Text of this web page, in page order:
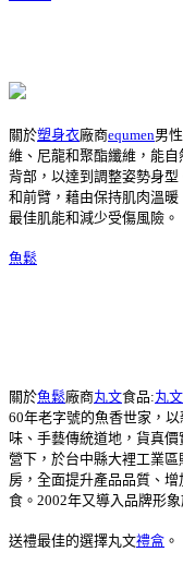
關於塑身衣廠商equmen男
維、尼龍和聚酯纖維，能
背部，以達到調整姿勢身
和前臂，藉由保持肌肉溫
最佳肌能和減少受傷風險。
魚鬆
關於魚鬆廠商丸文食品:丸
60年老字號的魚香世家，
味、手藝傳統道地，貨真
營下，於台中縣大裡工業
房，全面提升產品品質、
食。2002年又導入品牌形
送禮最佳的選擇丸文禮盒 。